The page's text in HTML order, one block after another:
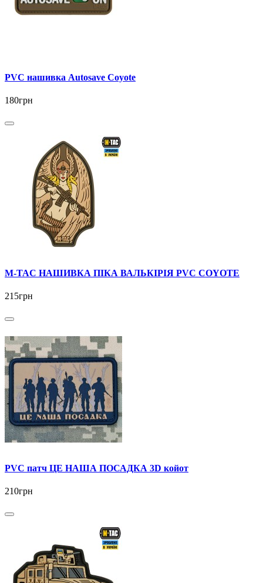
PVC нашивка Autosave Coyote
180грн
M-TAC НАШИВКА ПІКА ВАЛЬКІРІЯ PVC COYOTE
215грн
PVC патч ЦЕ НАША ПОСАДКА 3D койот
210грн